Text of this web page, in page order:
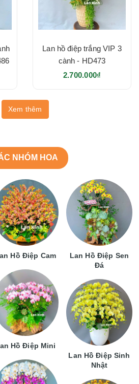
Lan hồ điệp trắng VIP 3
cành - HD473
2.700.000₫
Xem thêm
NHÓM HOA
Hồ Điệp Cam
Hồ Điệp Mini
Lan Hồ Điệp Sen
Đá
Lan Hồ Điệp Sinh
Nhật